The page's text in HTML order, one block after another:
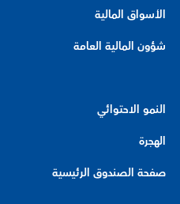
الأسواق المالية
شؤون المالية العامة
النمو الاحتوائي
الهجرة
صفحة الصندوق الرئيسية